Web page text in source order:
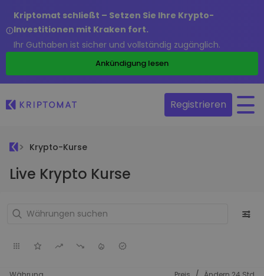
Kriptomat schließt – Setzen Sie Ihre Krypto-
Investitionen mit Kraken fort.
Ihr Guthaben ist sicher und vollständig zugänglich.
Ankündigung lesen
Registrieren
Krypto-Kurse
Live Krypto Kurse